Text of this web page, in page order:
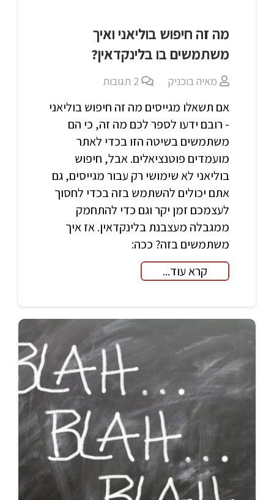
מה זה חיפוש בוליאני ואיך
משתמשים בו בלינקדאין?
מאיה בוכניק 2 תגובות
אם תשאלו מגייסים מה זה חיפוש בוליאני
- רובם ידעו לספר לכם מה זה, כי הם
משתמשים בשיטה הזו בכדי לאתר
מועמדים פוטנציאלים. אבל, חיפוש
בוליאני לא שימושי רק עבור מגייסים, גם
אתם יכולים להשתמש בזה בכדי לחסוך
לעצמכם זמן יקר וגם כדי להתחמק
ממגבלה מעצבנת בלינקדאין. אז איך
משתמשים בזה? ככה:
קרא עוד...